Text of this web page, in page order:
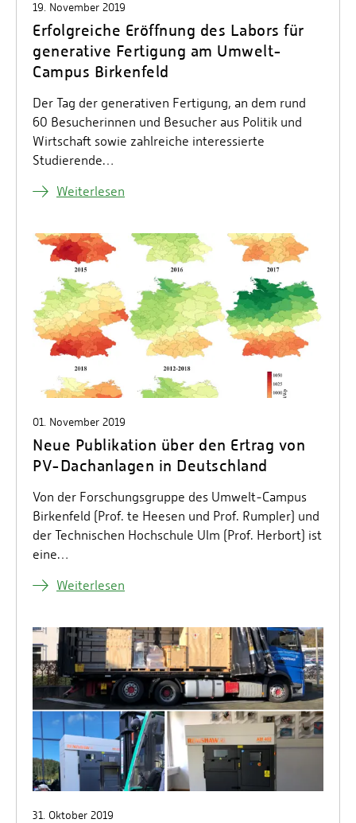
19. November 2019
Erfolgreiche Eröffnung des Labors für
generative Fertigung am Umwelt-
Campus Birkenfeld
Der Tag der generativen Fertigung, an dem rund
60 Besucherinnen und Besucher aus Politik und
Wirtschaft sowie zahlreiche interessierte
Studierende…
Weiterlesen
01. November 2019
Neue Publikation über den Ertrag von
PV-Dachanlagen in Deutschland
Von der Forschungsgruppe des Umwelt-Campus
Birkenfeld (Prof. te Heesen und Prof. Rumpler) und
der Technischen Hochschule Ulm (Prof. Herbort) ist
eine…
Weiterlesen
31. Oktober 2019